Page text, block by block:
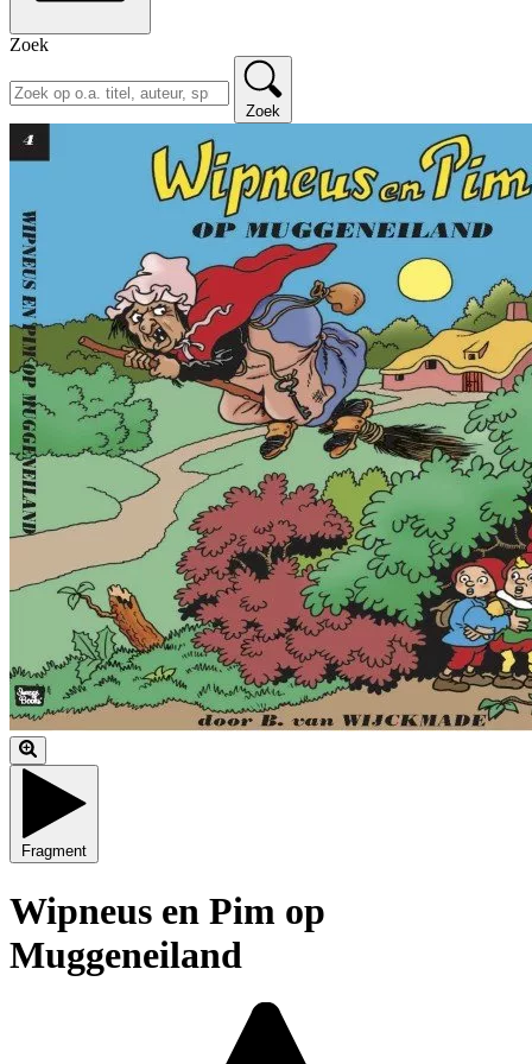
Zoek
Zoek
Fragment
Wipneus en Pim op
Muggeneiland